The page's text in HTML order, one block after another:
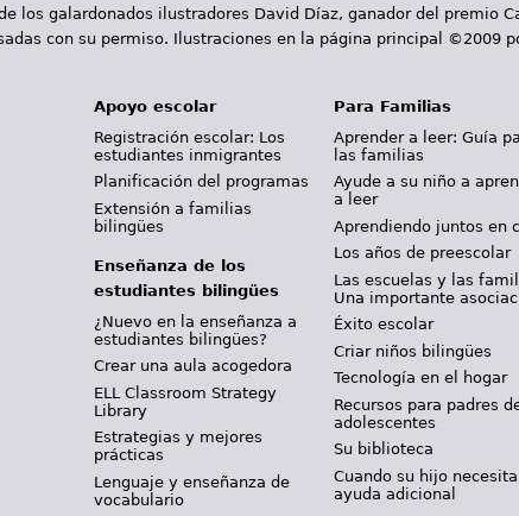
los galardonados ilustradores David Díaz, ganador del premio
con su permiso. Ilustraciones en la página principal ©2009
Apoyo escolar
Registración escolar: Los
estudiantes inmigrantes
Planificación del programas
Extensión a familias
bilingües
Enseñanza de los
estudiantes bilingües
¿Nuevo en la enseñanza a
estudiantes bilingües?
Crear una aula acogedora
ELL Classroom Strategy
Library
Estrategias y mejores
prácticas
Lenguaje y enseñanza de
vocabulario
Para Familias
Aprender a leer: Guía
las familias
Ayude a su niño a
a leer
Aprendiendo juntos en
Los años de preescolar
Las escuelas y las
Una importante
Éxito escolar
Criar niños bilingües
Tecnología en el hogar
Recursos para padres
adolescentes
Su biblioteca
Cuando su hijo necesita
ayuda adicional